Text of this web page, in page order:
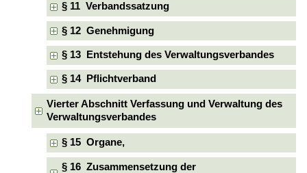
§ 11 Verbandssatzung
§ 12 Genehmigung
§ 13 Entstehung des Verwaltungsverbandes
§ 14 Pflichtverband
Vierter Abschnitt Verfassung und Verwaltung des
Verwaltungsverbandes
§ 15 Organe,
§ 16 Zusammensetzung der